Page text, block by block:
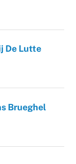
De Lutte
Brueghel